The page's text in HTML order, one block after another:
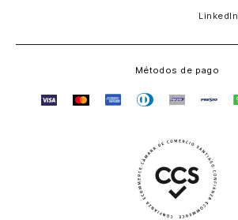
LinkedIn
Métodos de pago